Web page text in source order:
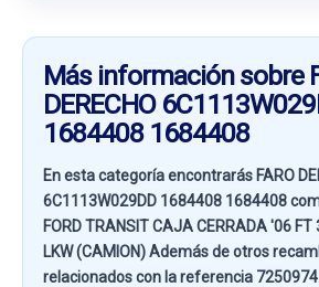
Más información sobre
DERECHO
1684408 1684408
En esta categoría encontrarás FARO
6C1113W029DD 1684408 1684408
FORD TRANSIT CAJA CERRADA '06 FT
LKW (CAMION)Además de otros
relacionados con la referencia 7250974